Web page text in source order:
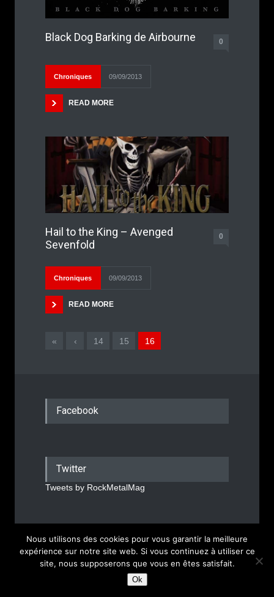
Black Dog Barking de Airbourne 0
Chroniques 09/09/2013
READ MORE
Hail to the King – Avenged
Sevenfold
0
Chroniques 09/09/2013
READ MORE
« ‹ 14 15 16
Facebook
Twitter
Tweets by RockMetalMag
Rock Metal Mag © 2026
Nous utilisons des cookies pour vous garantir la meilleure
expérience sur notre site web. Si vous continuez à utiliser ce
site, nous supposerons que vous en êtes satisfait.
Ok